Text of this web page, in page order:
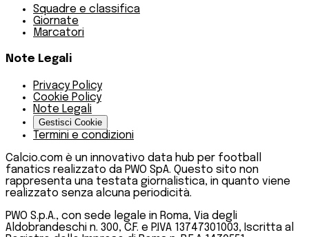
Squadre e classifica
Giornate
Marcatori
Note Legali
Privacy Policy
Cookie Policy
Note Legali
Gestisci Cookie
Termini e condizioni
Calcio.com è un innovativo data hub per football
fanatics realizzato da PWO SpA. Questo sito non
rappresenta una testata giornalistica, in quanto viene
realizzato senza alcuna periodicità.
PWO S.p.A., con sede legale in Roma, Via degli
Aldobrandeschi n. 300, C.F. e P.IVA 13747301003, Iscritta al